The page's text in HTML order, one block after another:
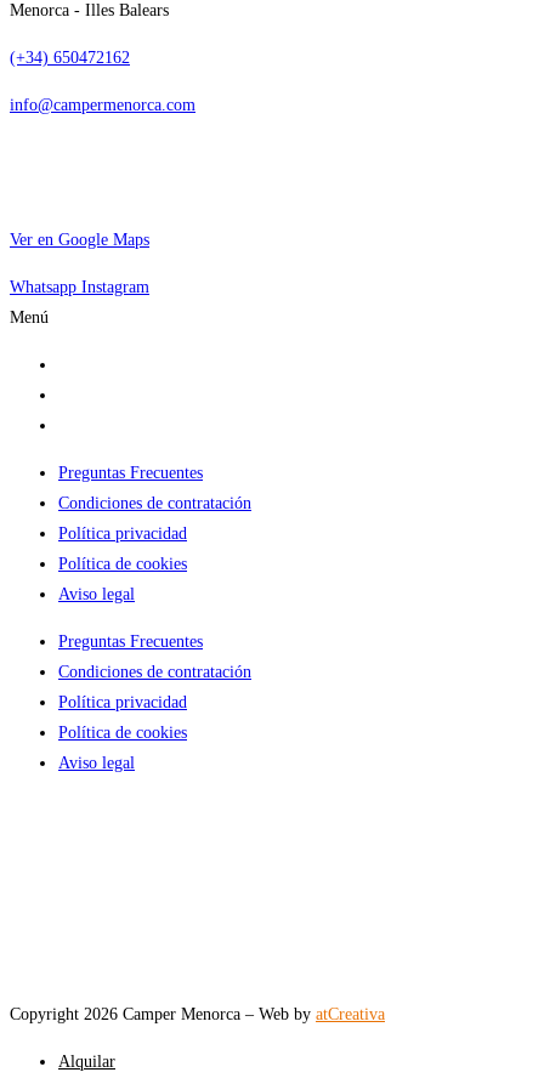
Menorca - Illes Balears
(+34) 650472162
info@campermenorca.com
Ver en Google Maps
Whatsapp Instagram
Menú
Preguntas Frecuentes
Condiciones de contratación
Política privacidad
Política de cookies
Aviso legal
Preguntas Frecuentes
Condiciones de contratación
Política privacidad
Política de cookies
Aviso legal
Copyright 2026 Camper Menorca – Web by atCreativa
Alquilar